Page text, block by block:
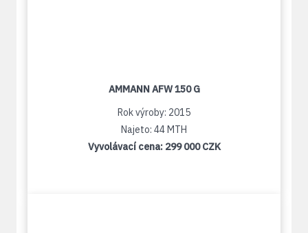
AMMANN AFW 150 G
Rok výroby: 2015
Najeto: 44 MTH
Vyvolávací cena: 299 000 CZK